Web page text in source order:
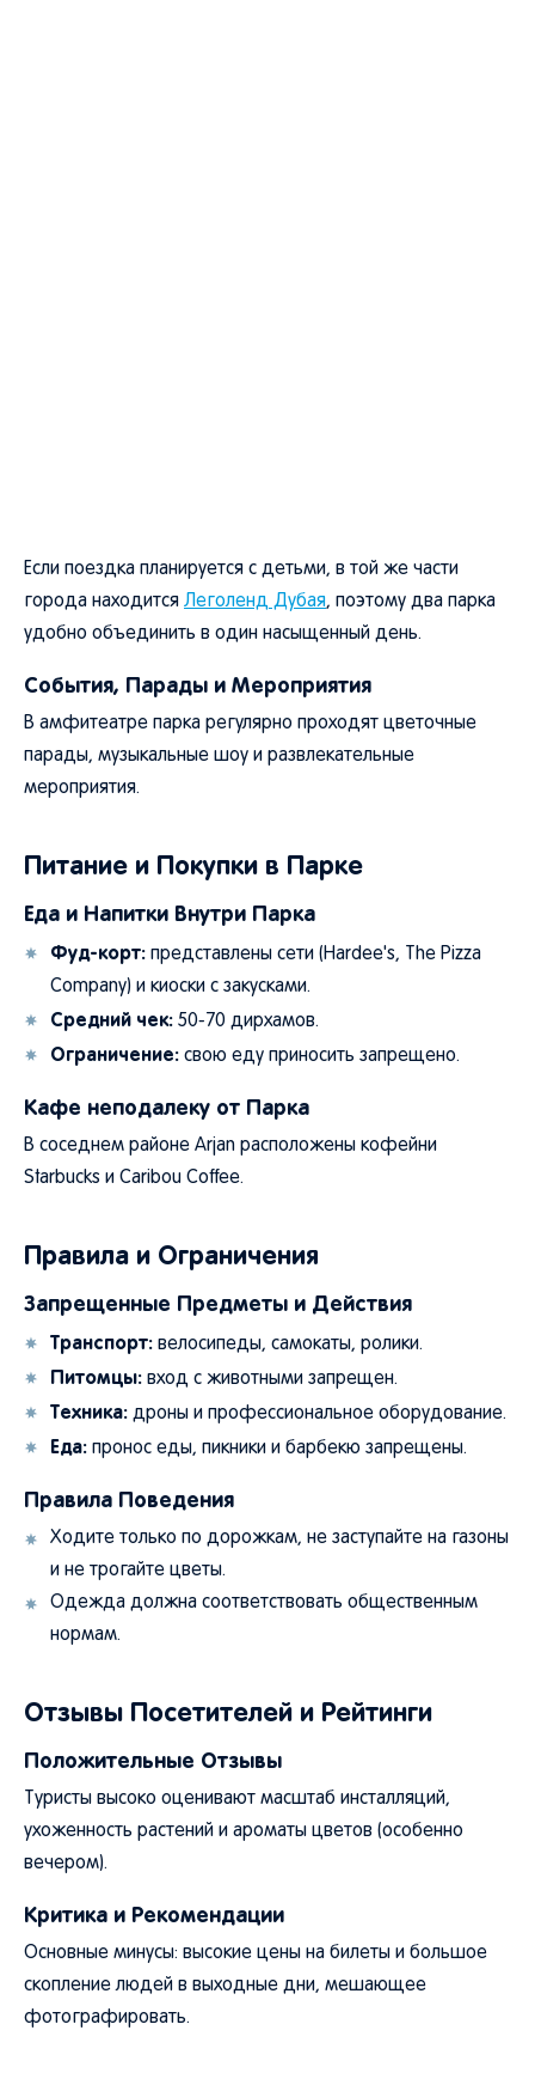
Если поездка планируется с детьми, в той же части
города находится Леголенд Дубая, поэтому два парка
удобно объединить в один насыщенный день.
События, Парады и Мероприятия
В амфитеатре парка регулярно проходят цветочные
парады, музыкальные шоу и развлекательные
мероприятия.
Питание и Покупки в Парке
Еда и Напитки Внутри Парка
Фуд-корт: представлены сети (Hardee's, The Pizza
Company) и киоски с закусками.
Средний чек: 50-70 дирхамов.
Ограничение: свою еду приносить запрещено.
Кафе неподалеку от Парка
В соседнем районе Arjan расположены кофейни
Starbucks и Caribou Coffee.
Правила и Ограничения
Запрещенные Предметы и Действия
Транспорт: велосипеды, самокаты, ролики.
Питомцы: вход с животными запрещен.
Техника: дроны и профессиональное оборудование.
Еда: пронос еды, пикники и барбекю запрещены.
Правила Поведения
Ходите только по дорожкам, не заступайте на газоны
и не трогайте цветы.
Одежда должна соответствовать общественным
нормам.
Отзывы Посетителей и Рейтинги
Положительные Отзывы
Туристы высоко оценивают масштаб инсталляций,
ухоженность растений и ароматы цветов (особенно
вечером).
Критика и Рекомендации
Основные минусы: высокие цены на билеты и большое
скопление людей в выходные дни, мешающее
фотографировать.